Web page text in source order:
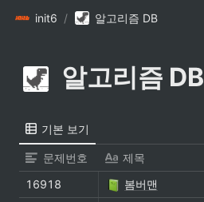
init6 / 알고리즘 DB
알고리즘 DB
기본 보기
문제번호
제목
16918
봄버맨